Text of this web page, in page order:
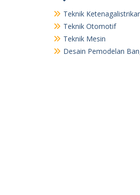
Teknik Ketenagalistrikan
Teknik Otomotif
Teknik Mesin
Desain Pemodelan